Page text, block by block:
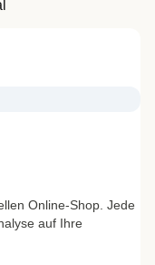
Online-Shop. Jede
auf Ihre